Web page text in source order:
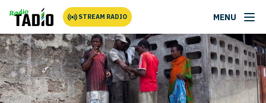
STREAM RADIO MENU